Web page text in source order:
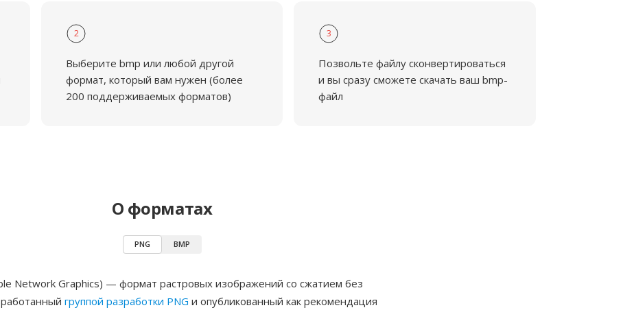
2
Выберите bmp или любой другой
формат, который вам нужен (более
200 поддерживаемых форматов)
3
Позвольте файлу сконвертироваться
и вы сразу сможете скачать ваш bmp-
файл
О форматах
PNG BMP
Network Graphics) — формат растровых изображений со сжатием без
группой разработки PNG и опубликованный как рекомендация